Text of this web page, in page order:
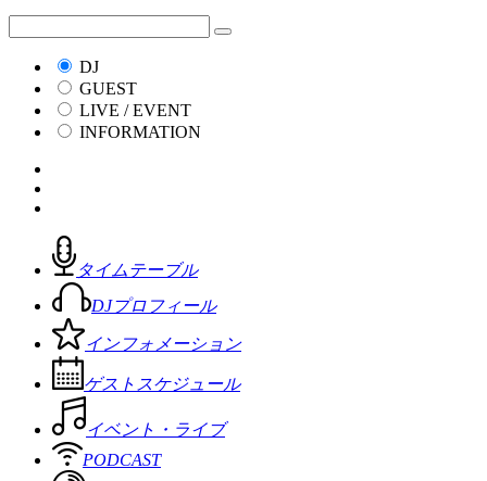
DJ
GUEST
LIVE / EVENT
INFORMATION
タイムテーブル
DJプロフィール
インフォメーション
ゲストスケジュール
イベント・ライブ
PODCAST